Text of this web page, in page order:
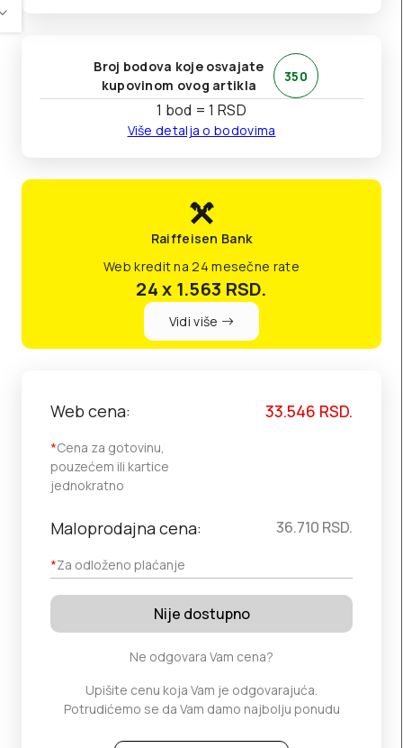
Broj bodova koje osvajate
kupovinom ovog artikla
350
1 bod = 1 RSD
Više detalja o bodovima
Raiffeisen Bank
Web kredit na 24 mesečne rate
24 x 1.563 RSD.
Vidi više
Web cena:
*Cena za gotovinu,
pouzećem ili kartice
jednokratno
33.546 RSD.
Maloprodajna cena:
*Za odloženo plaćanje
36.710 RSD.
Nije dostupno
Ne odgovara Vam cena?
Upišite cenu koja Vam je odgovarajuća.
Potrudićemo se da Vam damo najbolju ponudu